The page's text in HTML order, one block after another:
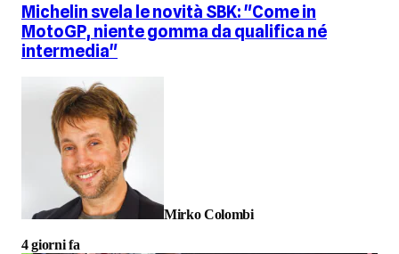
Michelin svela le novità SBK: "Come in
MotoGP, niente gomma da qualifica né
intermedia"
Mirko Colombi
4 giorni fa